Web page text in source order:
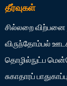
தீர்வுகள்
சில்லறை விற்பனை
விருந்தோம்பல்
தொழில்நுட்ப
சுகாதாரப் பாதுகாப்பு